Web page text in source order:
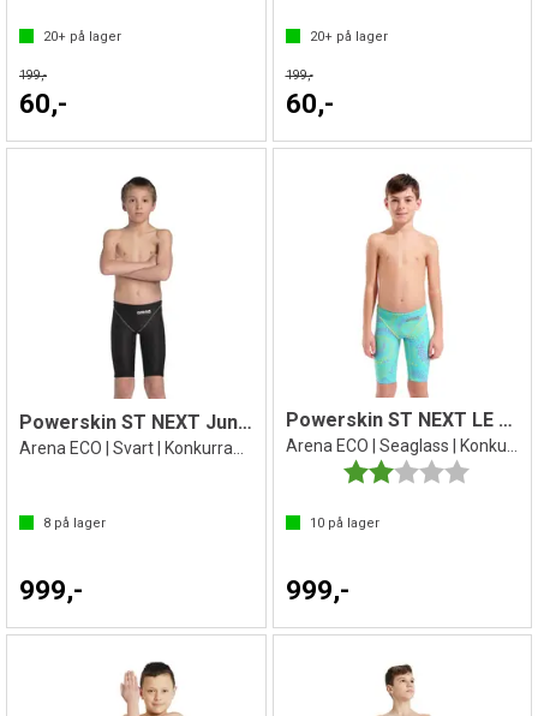
20+ på lager
199,-
60,-
20+på lager
199,-
60,-
Powerskin ST NEXT Junior Jammer
8 på lager
999,-
Powerskin ST NEXT LE Junior Jammer
Karakter:
10på lager
999,-